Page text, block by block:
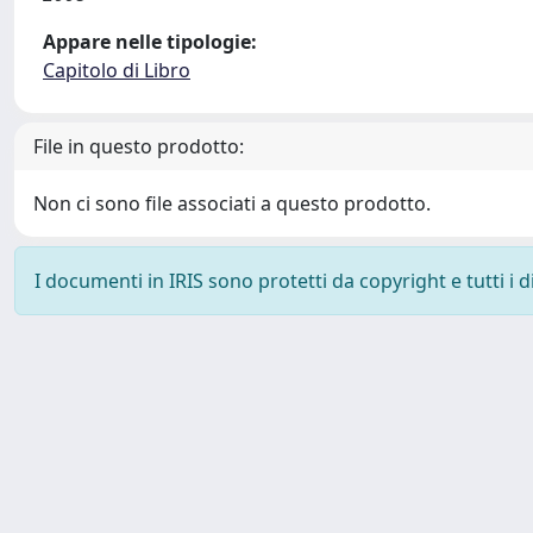
Appare nelle tipologie:
Capitolo di Libro
File in questo prodotto:
Non ci sono file associati a questo prodotto.
I documenti in IRIS sono protetti da copyright e tutti i